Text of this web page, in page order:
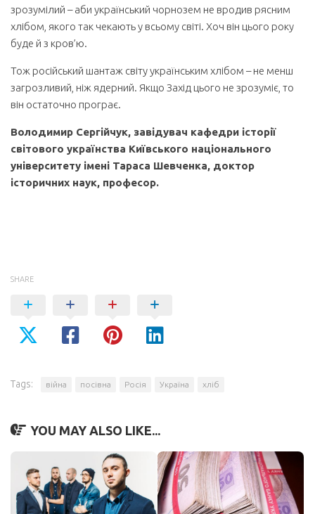
зрозумілий – аби український чорнозем не вродив рясним
хлібом, якого так чекають у всьому світі. Хоч він цього року
буде й з кров’ю.
Тож російський шантаж світу українським хлібом – не менш
загрозливий, ніж ядерний. Якщо Захід цього не зрозуміє, то
він остаточно програє.
Володимир Сергійчук, завідувач кафедри історії
світового українства Київського національного
університету імені Тараса Шевченка, доктор
історичних наук, професор.
SHARE
Tags: війна посівна Росія Україна хліб
YOU MAY ALSO LIKE...